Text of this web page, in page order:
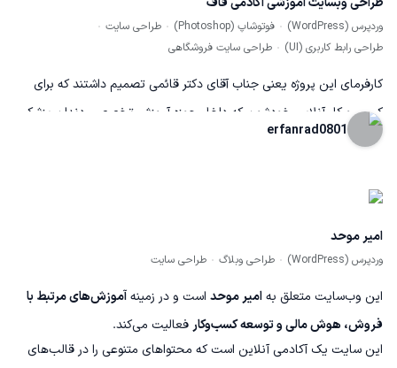
وردپرس (WordPress) فوتوشاپ (Photoshop)
طراحی سایت
طراحی رابط کاربری (UI)
طراحی سایت فروشگاهی
کارفرمای این پروژه یعنی جناب آقای دکتر قائمی تصمیم داشتند که برای
کسب و کار آنلاین خودشون که داخل حوزه آموزش تخصصی دندان پزشکی
فعالیت دارند یک وبسایت آموزشی ایجاد کنند. با توجه به تعداد دوره ها و
سیستم مدیریت محتوای وردپرس ایجاد شده بود. ویژگی های وبسایت: •
چشم نواز • طراحی کاملا ریسپانسیو • امکان ثبت نام با موبایل
erfanrad0801
امیر موحد
وردپرس (WordPress) طراحی وبلاگ طراحی سایت
این وب‌سایت متعلق بهامیر موحد است و در زمینهآموزش‌های مرتبط با
فروش، هوش مالی و توسعه کسب‌وکار فعالیت می‌کند.
این سایت یک آکادمی آنلاین است که محتواهای متنوعی را در قالب‌های